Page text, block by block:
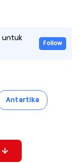
untuk
Follow
Antartika